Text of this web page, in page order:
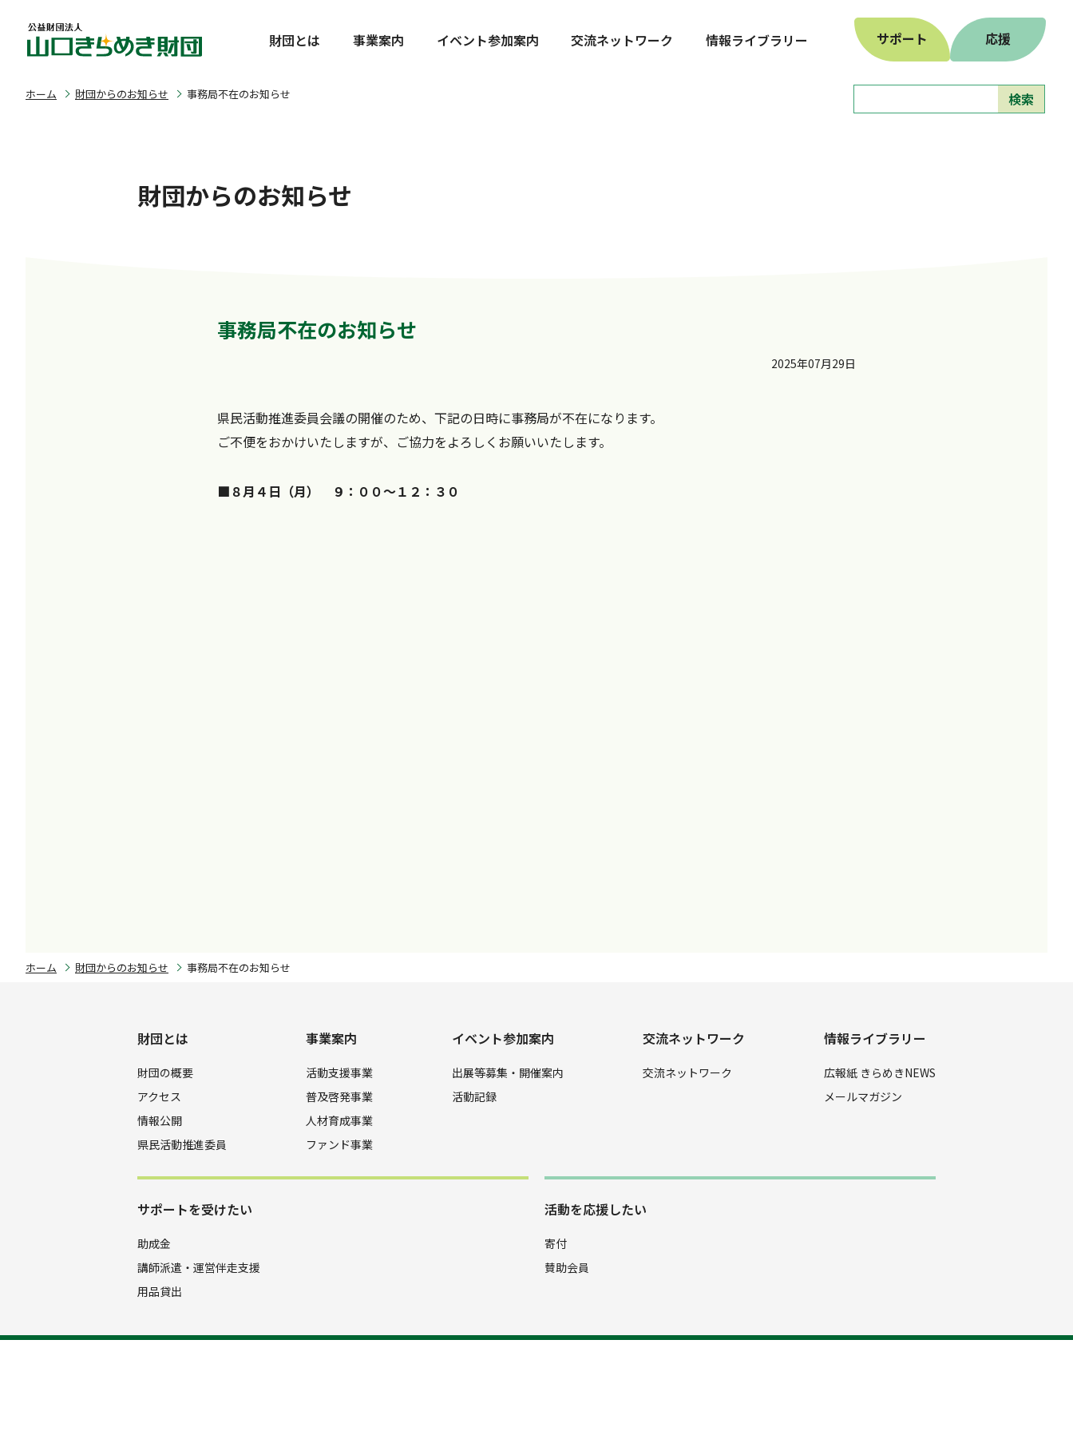
財団とは 事業案内 イベント参加案内 交流ネットワーク 情報ライブラリー サポート 応援
財団からのお知らせ
ホーム 財団からのお知らせ 事務局不在のお知らせ
事務局不在のお知らせ
2025年07月29日
県民活動推進委員会議の開催のため、下記の日時に事務局が不在になります。
ご不便をおかけいたしますが、ご協力をよろしくお願いいたします。
■８月４ 日（月） ９：０ ０～１２：３０
ホーム 財団からのお知らせ 事務局不在のお知らせ
財団とは
財団の概要
アクセス
情報公開
県民活動推進委員
事業案内
活動支援事業
普及啓発事業
人材育成事業
ファンド事業
イベント参加案内
出展等募集・開催案内
活動記録
交流ネットワーク
交流ネットワーク
情報ライブラリー
広報紙 きらめきNEWS
メールマガジン
サポートを受けたい
助成金
講師派遣・運営伴走支援
用品貸出
活動を応援したい
寄付
賛助会員